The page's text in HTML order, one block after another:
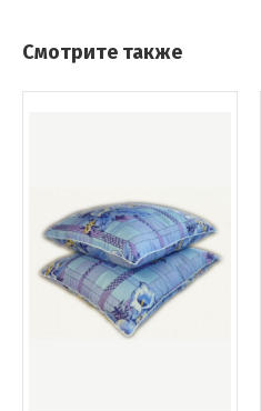
Смотрите также